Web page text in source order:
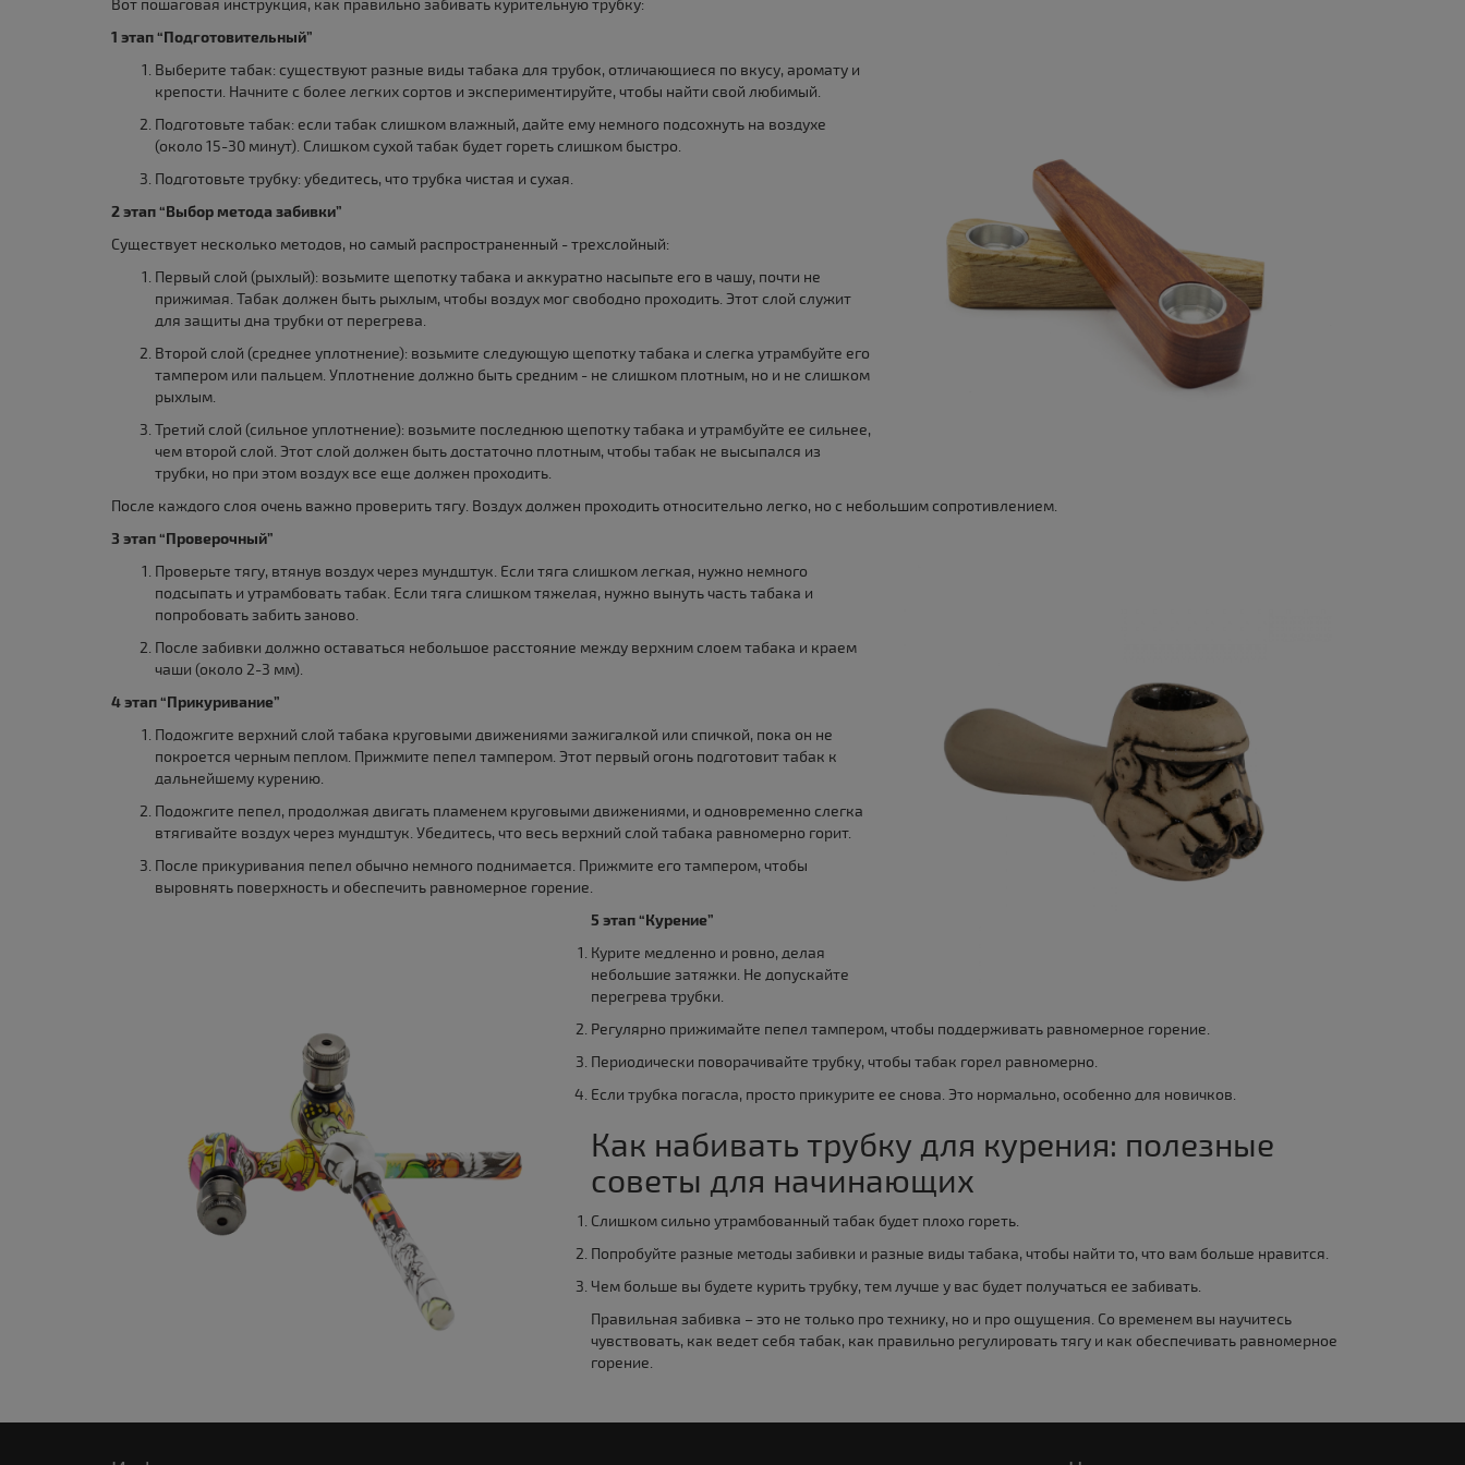
Вот пошаговая инструкция, как правильно забивать курительную трубку:
1 этап “Подготовительный”
Выберите табак: существуют разные виды табака для трубок, отличающиеся по вкусу, аромату и
крепости. Начните с более легких сортов и экспериментируйте, чтобы найти свой любимый.
Подготовьте табак: если табак слишком влажный, дайте ему немного подсохнуть на воздухе
(около 15-30 минут). Слишком сухой табак будет гореть слишком быстро.
Подготовьте трубку: убедитесь, что трубка чистая и сухая.
2 этап “Выбор метода забивки”
Существует несколько методов, но самый распространенный - трехслойный:
Первый слой (рыхлый): возьмите щепотку табака и аккуратно насыпьте его в чашу, почти не
прижимая. Табак должен быть рыхлым, чтобы воздух мог свободно проходить. Этот слой служит
для защиты дна трубки от перегрева.
Второй слой (среднее уплотнение): возьмите следующую щепотку табака и слегка утрамбуйте его
тампером или пальцем. Уплотнение должно быть средним - не слишком плотным, но и не слишком
рыхлым.
Третий слой (сильное уплотнение): возьмите последнюю щепотку табака и утрамбуйте ее сильнее,
чем второй слой. Этот слой должен быть достаточно плотным, чтобы табак не высыпался из
трубки, но при этом воздух все еще должен проходить.
После каждого слоя очень важно проверить тягу. Воздух должен проходить относительно легко, но с небольшим сопротивлением.
3 этап “Проверочный”
Проверьте тягу, втянув воздух через мундштук. Если тяга слишком легкая, нужно немного
подсыпать и утрамбовать табак. Если тяга слишком тяжелая, нужно вынуть часть табака и
попробовать забить заново.
После забивки должно оставаться небольшое расстояние между верхним слоем табака и краем
чаши (около 2-3 мм).
4 этап “Прикуривание”
Подожгите верхний слой табака круговыми движениями зажигалкой или спичкой, пока он не
покроется черным пеплом. Прижмите пепел тампером. Этот первый огонь подготовит табак к
дальнейшему курению.
Подожгите пепел, продолжая двигать пламенем круговыми движениями, и одновременно слегка
втягивайте воздух через мундштук. Убедитесь, что весь верхний слой табака равномерно горит.
После прикуривания пепел обычно немного поднимается. Прижмите его тампером, чтобы
выровнять поверхность и обеспечить равномерное горение.
5 этап “Курение”
Курите медленно и ровно, делая
небольшие затяжки. Не допускайте
перегрева трубки.
Регулярно прижимайте пепел тампером, чтобы поддерживать равномерное горение.
Периодически поворачивайте трубку, чтобы табак горел равномерно.
Если трубка погасла, просто прикурите ее снова. Это нормально, особенно для новичков.
Как набивать трубку для курения: полезные
советы для начинающих
Слишком сильно утрамбованный табак будет плохо гореть.
Попробуйте разные методы забивки и разные виды табака, чтобы найти то, что вам больше нравится.
Чем больше вы будете курить трубку, тем лучше у вас будет получаться ее забивать.
Правильная забивка – это не только про технику, но и про ощущения. Со временем вы научитесь
чувствовать, как ведет себя табак, как правильно регулировать тягу и как обеспечивать равномерное
горение.